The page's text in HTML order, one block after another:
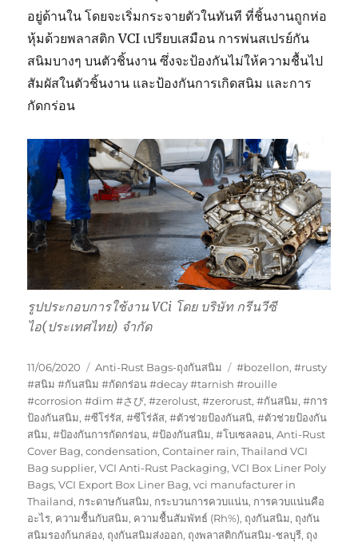
อยู่ด้านใน โดยจะเริ่มกระจายตัวในทันที ที่ชิ้นงานถูกห่อ
หุ้มด้วยพลาสติก VCI เปรียบเสมือน การพ่นสเปรย์กัน
สนิมบางๆ บนตัวชิ้นงาน ซึ่งจะป้องกันไม่ให้ความชื้นไป
สัมผัสในตัวชิ้นงาน และป้องกันการเกิดสนิม และการ
กัดกร่อน
รูปประกอบการใช้งาน VCi โดย บริษัท กรีนวีซี
ไอ(ประเทศไทย) จำกัด
Posted
on
11/06/2020 Categories
Anti-Rust Bags-ถุงกันสนิม Tags
#bozellon,#rusty
#สนิม #กันสนิม #กัดกร่อน #decay #tarnish #rouille
#corrosion #dim #さび,#zerolust,#zerorust,#กันสนิม,#การ
ป้องกันสนิม,#ซีโร่รัส,#ซีโร่ลัส,#ตัวช่วยป้องกันสนิ,#ตัวช่วยป้องกัน
สนิม,#ป้องกันการกัดกร่อน,#ป้องกันสนิม,#โบเซลลอน,Anti-Rust
Cover Bag,condensation,Container rain,Thailand VCI
Bag supplier,VCI Anti-Rust Packaging,VCI Box Liner Poly
Bags,VCI Export Box Liner Bag,vci manufacturer in
Thailand, กระดาษกันสนิม, กระบวนการควบแน่น, การควบแน่นคือ
อะไร, ความชื้นกับสนิม, ความชื้นสัมพัทธ์ (Rh%), ถุงกันสนิม, ถุงกัน
สนิมรองก้นกล่อง, ถุงกันสนิมส่งออก, ถุงพลาสติกกันสนิม-ชลบุรี, ถุง